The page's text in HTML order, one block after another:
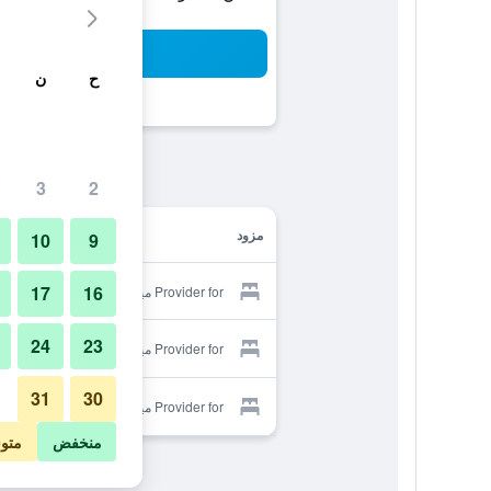
مزود
Provider for مينستارز فيلدج هوتل
Provider for مينستارز فيلدج هوتل
Provider for مينستارز فيلدج هوتل
ح ن
2
3
9
10
16
17
23
24
30
31
منخفض